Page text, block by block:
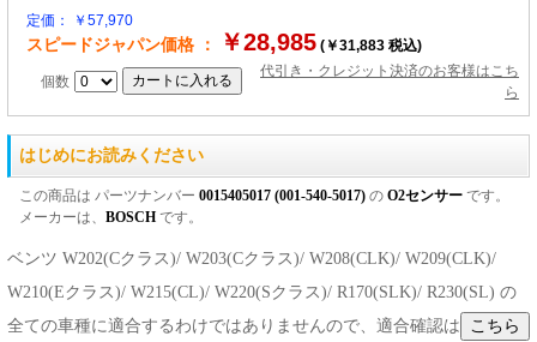
定価： ￥57,970
スピードジャパン価格 ： ￥28,985 (￥31,883 税込)
個数
代引き・クレジット決済のお客様はこち
ら
はじめにお読みください
この商品は パーツナンバー 0015405017 (001-540-5017) の O2センサー です。
メーカーは、 BOSCH です。
ベンツ W202(Cクラス)/ W203(Cクラス)/ W208(CLK)/ W209(CLK)/
W210(Eクラス)/ W215(CL)/ W220(Sクラス)/ R170(SLK)/ R230(SL) の
全ての車種に適合するわけではありませんので、適合確認は